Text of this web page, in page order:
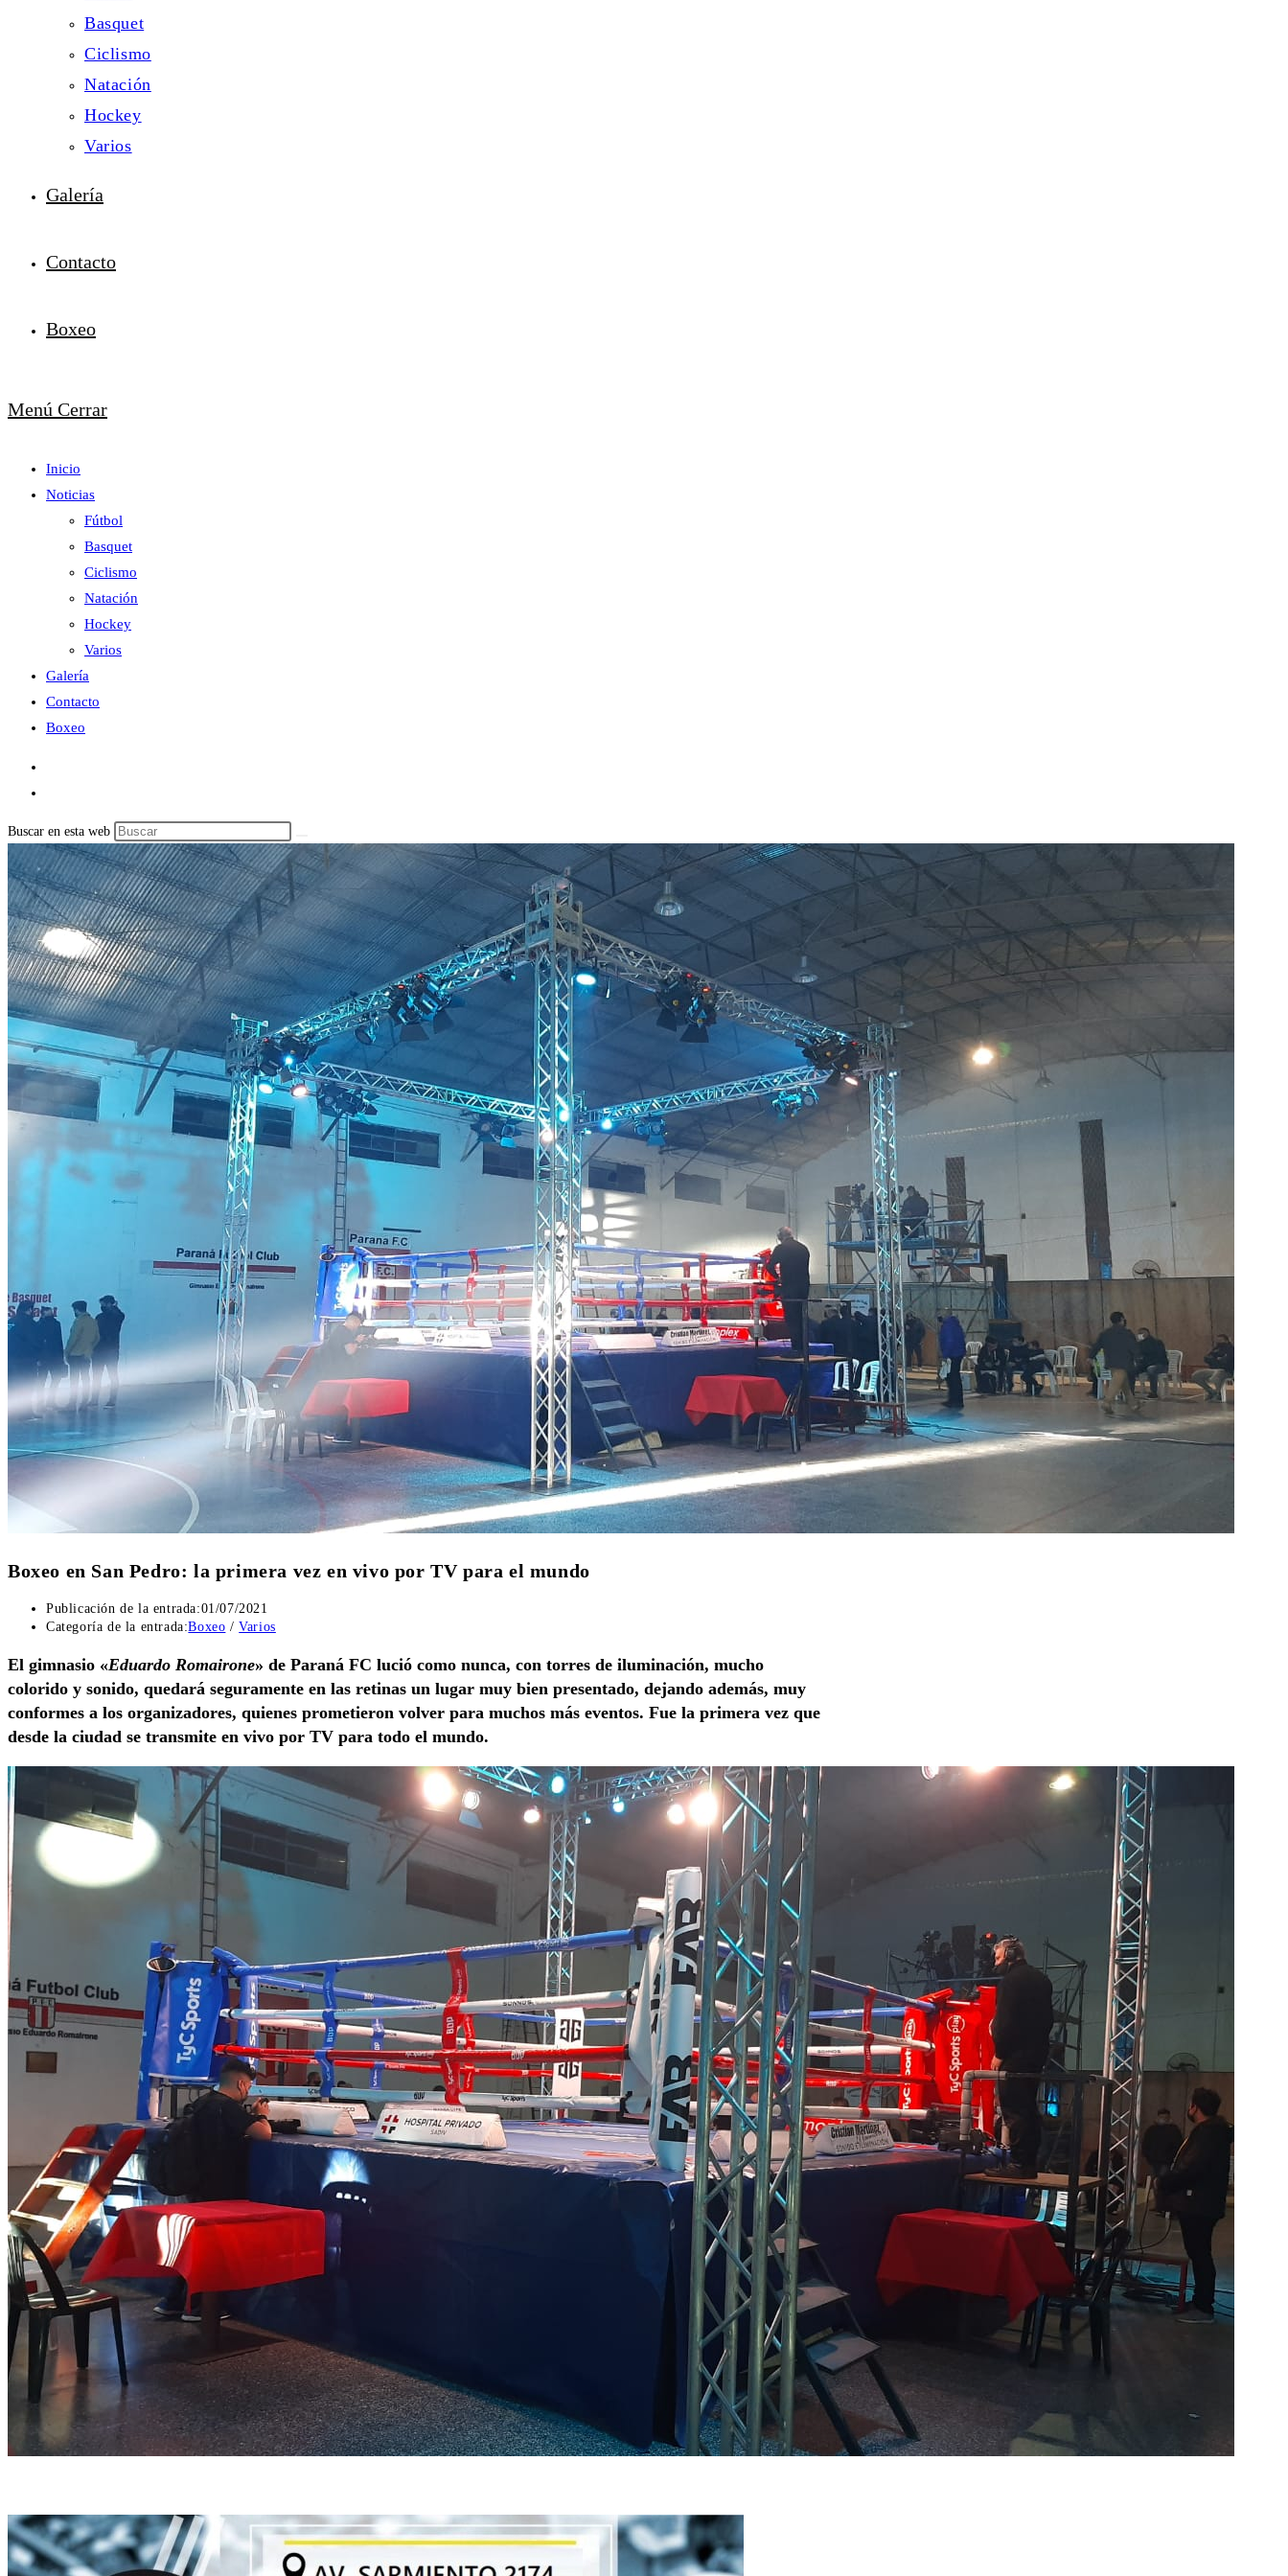
Basquet
Ciclismo
Natación
Hockey
Varios
Galería
Contacto
Boxeo
Menú Cerrar
Inicio
Noticias
Fútbol
Basquet
Ciclismo
Natación
Hockey
Varios
Galería
Contacto
Boxeo
Buscar en esta web
Boxeo en San Pedro: la primera vez en vivo por TV para el mundo
Publicación de la entrada:01/07/2021
Categoría de la entrada:Boxeo / Varios
El gimnasio «Eduardo Romairone» de Paraná FC lució como nunca, con torres de iluminación, mucho
colorido y sonido, quedará seguramente en las retinas un lugar muy bien presentado, dejando además, muy
conformes a los organizadores, quienes prometieron volver para muchos más eventos. Fue la primera vez que
desde la ciudad se transmite en vivo por TV para todo el mundo.